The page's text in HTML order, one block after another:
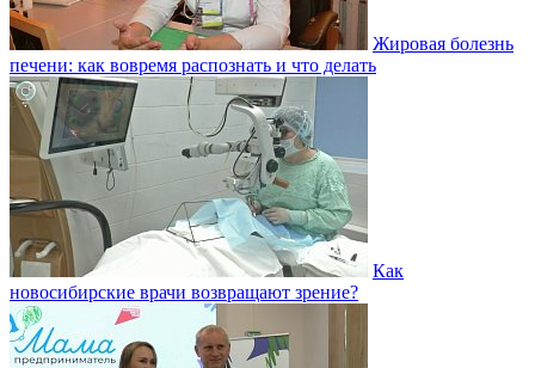
Жировая болезнь
печени: как вовремя распознать и что делать
Как
новосибирские врачи возвращают зрение?